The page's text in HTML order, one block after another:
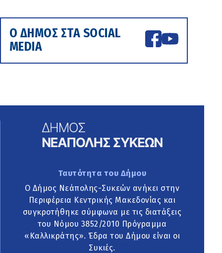
Ο ΔΗΜΟΣ ΣΤΑ SOCIAL
MEDIA
Ταυτότητα του Δήμου
Ο Δήμος Νεάπολης-Συκεών ανήκει στην
Περιφέρεια Κεντρικής Μακεδονίας και
συγκροτήθηκε σύμφωνα με τις διατάξεις
του Νόμου 3852/2010 Πρόγραμμα
«Καλλικράτης». Έδρα του Δήμου είναι οι
Συκιές.